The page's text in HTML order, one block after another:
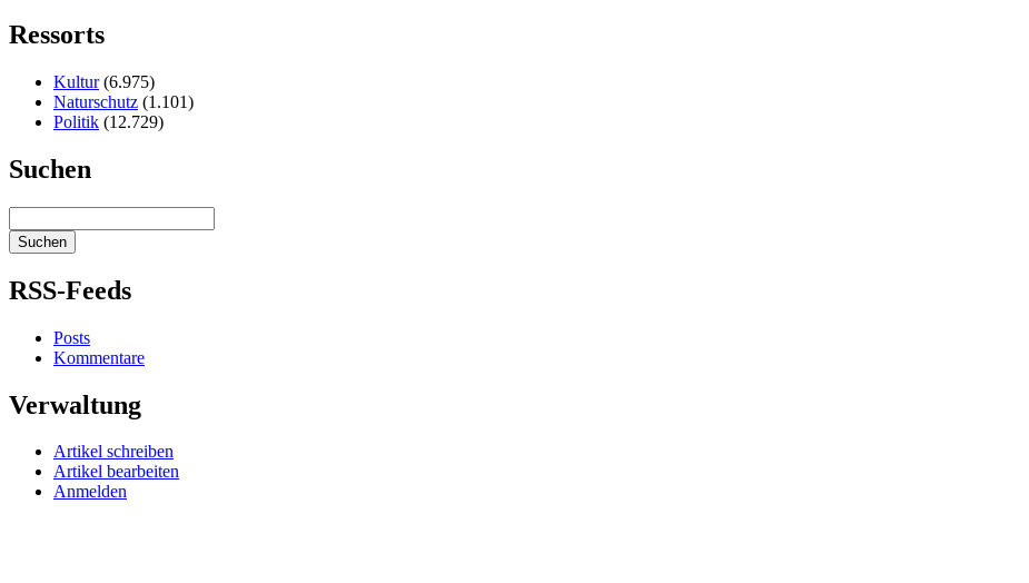
Ressorts
Kultur(6.975)
Naturschutz (1.101)
Politik (12.729)
Suchen
RSS-Feeds
Posts
Kommentare
Verwaltung
Artikel schreiben
Artikel bearbeiten
Anmelden